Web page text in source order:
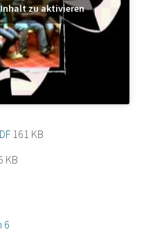
zu aktivieren
161 KB
KB
6